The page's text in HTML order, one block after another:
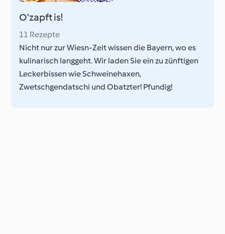
O'zapft is!
11 Rezepte
Nicht nur zur Wiesn-Zeit wissen die Bayern, wo es
kulinarisch langgeht. Wir laden Sie ein zu zünftigen
Leckerbissen wie Schweinehaxen,
Zwetschgendatschi und Obatzter! Pfundig!